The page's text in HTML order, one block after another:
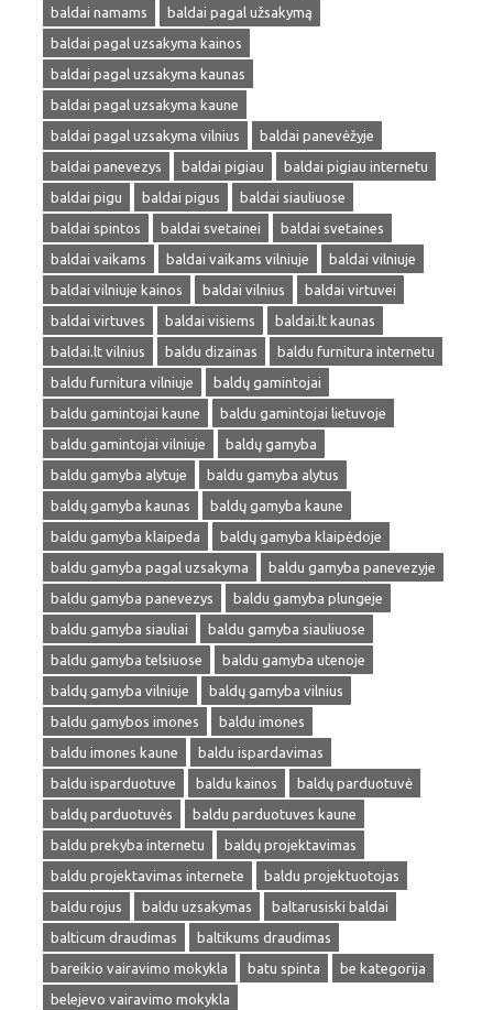
baldai namams
baldai pagal užsakymą
baldai pagal uzsakyma kainos
baldai pagal uzsakyma kaunas
baldai pagal uzsakyma kaune
baldai pagal uzsakyma vilnius
baldai panevėžyje
baldai panevezys
baldai pigiau
baldai pigiau internetu
baldai pigu
baldai pigus
baldai siauliuose
baldai spintos
baldai svetainei
baldai svetaines
baldai vaikams
baldai vaikams vilniuje
baldai vilniuje
baldai vilniuje kainos
baldai vilnius
baldai virtuvei
baldai virtuves
baldai visiems
baldai.lt kaunas
baldai.lt vilnius
baldu dizainas
baldu furnitura internetu
baldu furnitura vilniuje
baldų gamintojai
baldu gamintojai kaune
baldu gamintojai lietuvoje
baldu gamintojai vilniuje
baldų gamyba
baldu gamyba alytuje
baldu gamyba alytus
baldų gamyba kaunas
baldų gamyba kaune
baldu gamyba klaipeda
baldų gamyba klaipėdoje
baldu gamyba pagal uzsakyma
baldu gamyba panevezyje
baldu gamyba panevezys
baldu gamyba plungeje
baldu gamyba siauliai
baldu gamyba siauliuose
baldu gamyba telsiuose
baldu gamyba utenoje
baldų gamyba vilniuje
baldų gamyba vilnius
baldu gamybos imones
baldu imones
baldu imones kaune
baldu ispardavimas
baldu isparduotuve
baldu kainos
baldų parduotuvė
baldų parduotuvės
baldu parduotuves kaune
baldu prekyba internetu
baldų projektavimas
baldu projektavimas internete
baldu projektuotojas
baldu rojus
baldu uzsakymas
baltarusiski baldai
balticum draudimas
baltikums draudimas
bareikio vairavimo mokykla
batu spinta
be kategorija
belejevo vairavimo mokykla